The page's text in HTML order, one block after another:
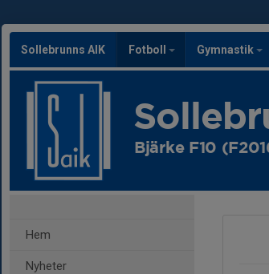
Sollebrunns AIK Fotboll Gymnastik
Bjärke F10
Hem
Nyheter